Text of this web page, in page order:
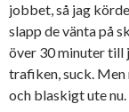
jobbet, så jag
slapp de vänta på
över 30 minuter till
trafiken, suck. Men
och blaskigt ute nu.